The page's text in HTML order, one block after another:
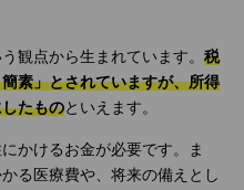
観点から生まれています。 税
素」とされていますが、所得
たものといえます。
かけるお金が必要です。ま
る医療費や、将来の備えとし